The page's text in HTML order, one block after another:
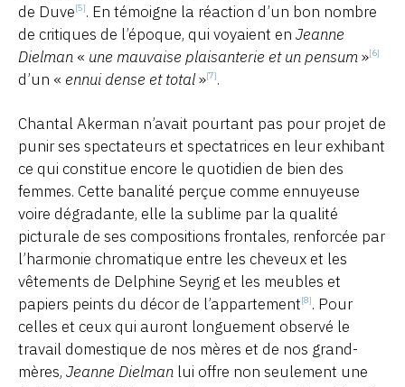
de Duve[5]. En témoigne la réaction d’un bon nombre
de critiques de l’époque, qui voyaient en Jeanne
Dielman « une mauvaise plaisanterie et un pensum»[6]
d’un « ennui dense et total»[7].
Chantal Akerman n’avait pourtant pas pour projet de
punir ses spectateurs et spectatrices en leur exhibant
ce qui constitue encore le quotidien de bien des
femmes. Cette banalité perçue comme ennuyeuse
voire dégradante, elle la sublime par la qualité
picturale de ses compositions frontales, renforcée par
l’harmonie chromatique entre les cheveux et les
vêtements de Delphine Seyrig et les meubles et
papiers peints du décor de l’appartement[8]. Pour
celles et ceux qui auront longuement observé le
travail domestique de nos mères et de nos grand-
mères, Jeanne Dielman lui offre non seulement une